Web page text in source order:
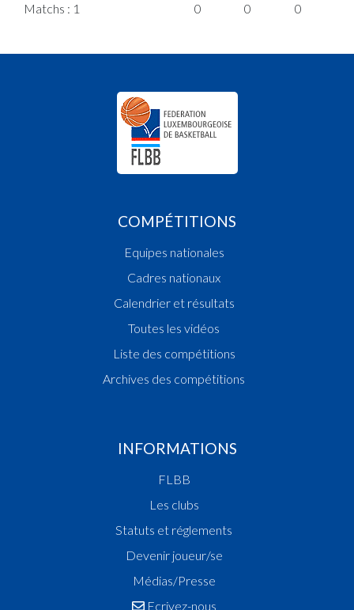
Matchs : 1 0 0 0
COMPÉTITIONS
Equipes nationales
Cadres nationaux
Calendrier et résultats
Toutes les vidéos
Liste des compétitions
Archives des compétitions
INFORMATIONS
FLBB
Les clubs
Statuts et réglements
Devenir joueur/se
Médias/Presse
Ecrivez-nous